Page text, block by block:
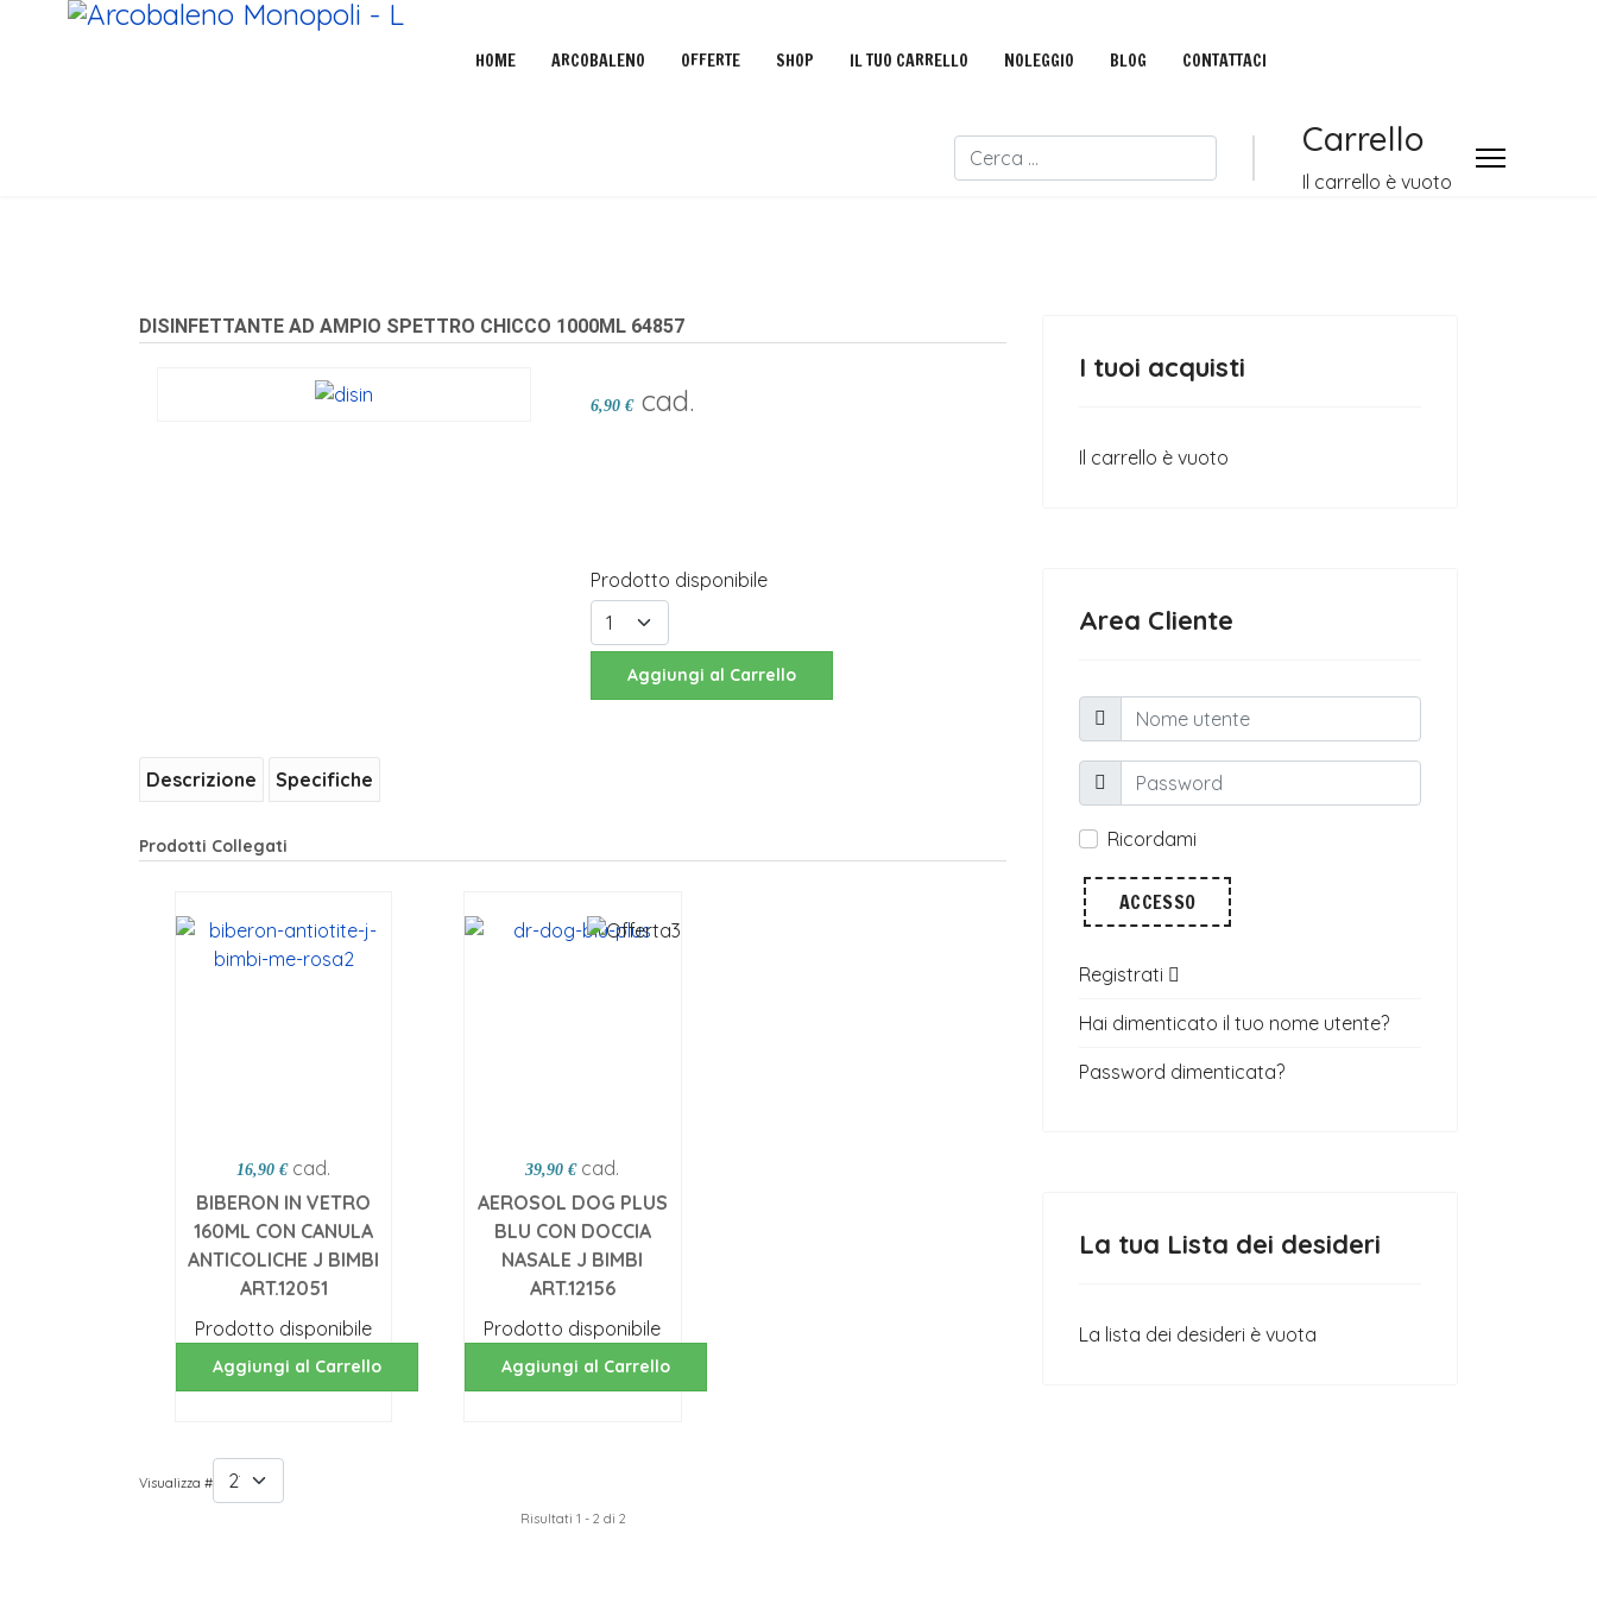
HOME ARCOBALENO OFFERTE SHOP IL TUO CARRELLO NOLEGGIO BLOG CONTATTACI
Cerca Carrello
Il carrello è vuoto
DISINFETTANTE AD AMPIO SPETTRO CHICCO 1000ML 64857
6,90 € cad.
Prodotto disponibile
Aggiungi al Carrello
Descrizione Specifiche
Prodotti Collegati
16,90 € cad.
BIBERON IN VETRO
160ML CON CANULA
ANTICOLICHE J BIMBI
ART.12051
Prodotto disponibile
Aggiungi al Carrello
39,90 € cad.
AEROSOL DOG PLUS
BLU CON DOCCIA
NASALE J BIMBI
ART.12156
Prodotto disponibile
Aggiungi al Carrello
Visualizza #
Risultati 1 - 2 di 2
I tuoi acquisti
Il carrello è vuoto
Area Cliente
Ricordami
ACCESSO
Registrati
Hai dimenticato il tuo nome utente?
Password dimenticata?
La tua Lista dei desideri
La lista dei desideri è vuota